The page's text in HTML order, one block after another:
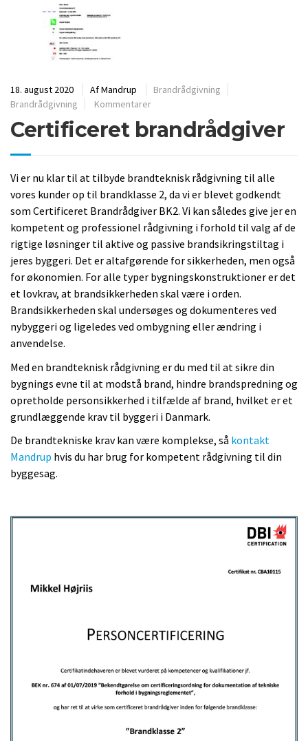
18. august 2020 AfMandrup
Brandrådgivning
Brandrådgivning
Kommentarer
Certificeret brandrådgiver
Vi er nu klar til at tilbyde brandteknisk rådgivning til alle
vores kunder op til brandklasse 2, da vi er blevet godkendt
som Certificeret Brandrådgiver BK2. Vi kan således give jer en
kompetent og professionel rådgivning i forhold til valg af de
rigtige løsninger til aktive og passive brandsikringstiltag i
jeres byggeri. Det er altafgørende for sikkerheden, men også
for økonomien. For alle typer bygningskonstruktioner er det
et lovkrav, at brandsikkerheden skal være i orden.
Brandsikkerheden skal undersøges og dokumenteres ved
nybyggeri og ligeledes ved ombygning eller ændring i
anvendelse.
Med en brandteknisk rådgivning er du med til at sikre din
bygnings evne til at modstå brand, hindre brandspredning og
opretholde personsikkerhed i tilfælde af brand, hvilket er et
grundlæggende krav til byggeri i Danmark.
De brandtekniske krav kan være komplekse, så kontakt
Mandrup hvis du har brug for kompetent rådgivning til din
byggesag.